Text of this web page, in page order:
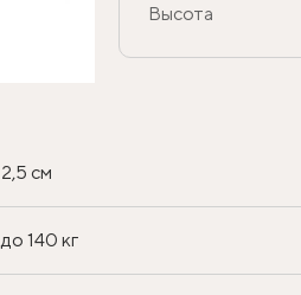
Высота
2,5 см
до 140 кг